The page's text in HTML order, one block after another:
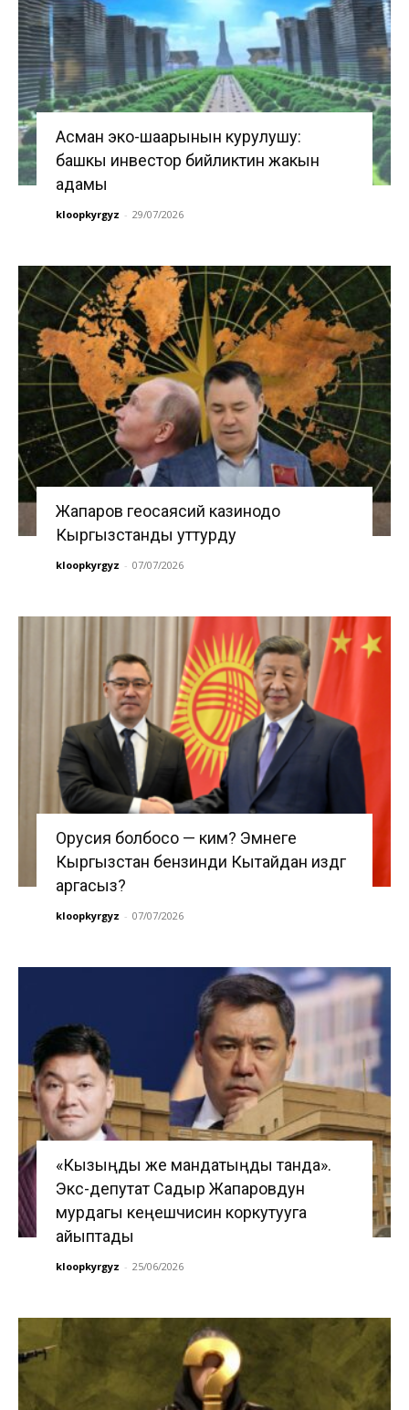
Асман эко-шаарынын курулушу:
башкы инвестор бийликтин жакын
адамы
kloopkyrgyz - 29/07/2026
Жапаров геосаясий казинодо
Кыргызстанды уттурду
kloopkyrgyz - 07/07/2026
Орусия болбосо — ким? Эмнеге
Кыргызстан бензинди Кытайдан издөөгө
аргасыз?
kloopkyrgyz - 07/07/2026
«Кызыңды же мандатыңды танда».
Экс-депутат Садыр Жапаровдун
мурдагы кеңешчисин коркутууга
айыптады
kloopkyrgyz - 25/06/2026